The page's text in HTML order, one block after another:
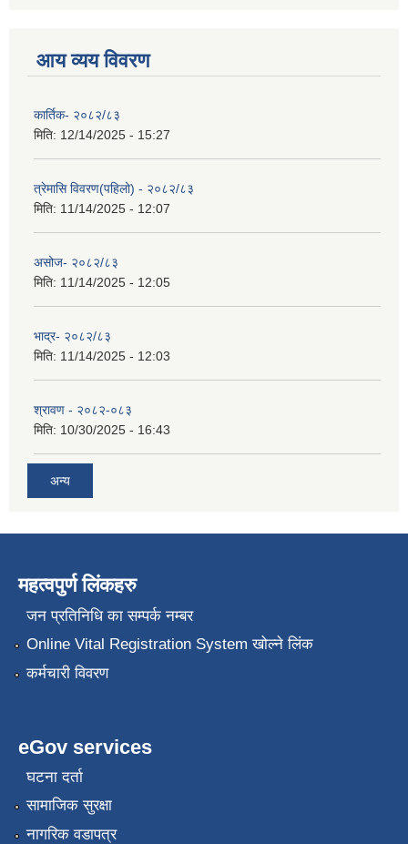
आय व्यय विवरण
कार्तिक- २०८२/८३
मिति: 12/14/2025 - 15:27
त्रेमासि विवरण(पहिलो) - २०८२/८३
मिति: 11/14/2025 - 12:07
असोज- २०८२/८३
मिति: 11/14/2025 - 12:05
भाद्र- २०८२/८३
मिति: 11/14/2025 - 12:03
श्रावण - २०८२-०८३
मिति: 10/30/2025 - 16:43
अन्य
महत्वपुर्ण लिंकहरु
जन प्रतिनिधि का सम्पर्क नम्बर
Online Vital Registration System खोल्ने लिंक
कर्मचारी विवरण
eGov services
घटना दर्ता
सामाजिक सुरक्षा
नागरिक वडापत्र